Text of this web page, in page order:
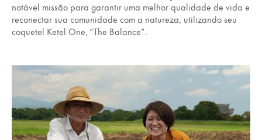
notável missão para garantir uma melhor qualidade de vida e
reconectar sua comunidade com a natureza, utilizando seu
coquetel Ketel One, “The Balance”.